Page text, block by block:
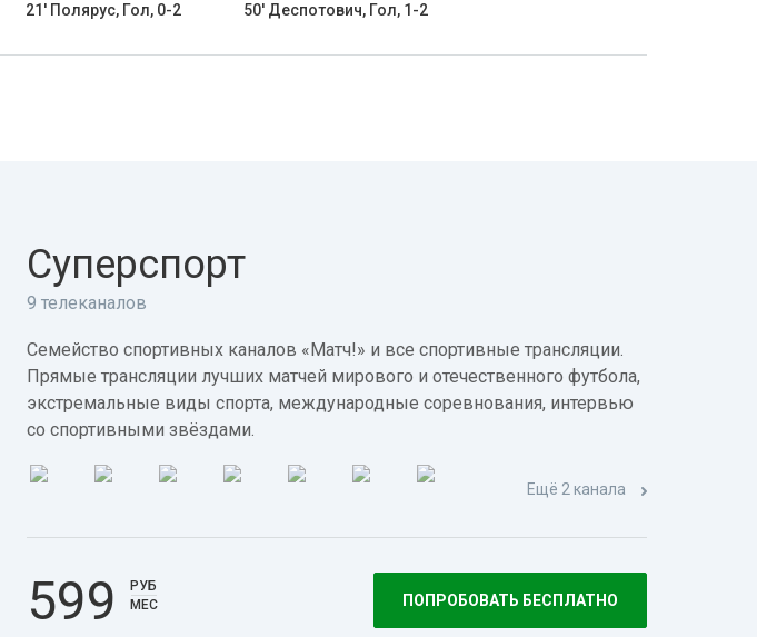
21' Полярус, Гол, 0-2 50' Деспотович, Гол, 1-2
Суперспорт
9 телеканалов
Семейство спортивных каналов «Матч!» и все спортивные трансляции.
Прямые трансляции лучших матчей мирового и отечественного футбола,
экстремальные виды спорта, международные соревнования, интервью
со спортивными звёздами.
Ещё 2 канала
599
РУБ
МЕС
ПОПРОБОВАТЬ БЕСПЛАТНО